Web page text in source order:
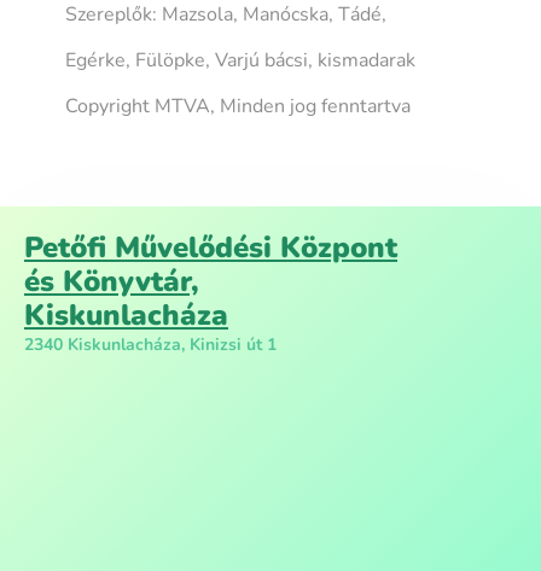
Szereplők: Mazsola, Manócska, Tádé,
Egérke, Fülöpke, Varjú bácsi, kismadarak
Copyright MTVA, Minden jog fenntartva
Petőfi Művelődési Központ
és Könyvtár,
Kiskunlacháza
2340 Kiskunlacháza, Kinizsi út 1